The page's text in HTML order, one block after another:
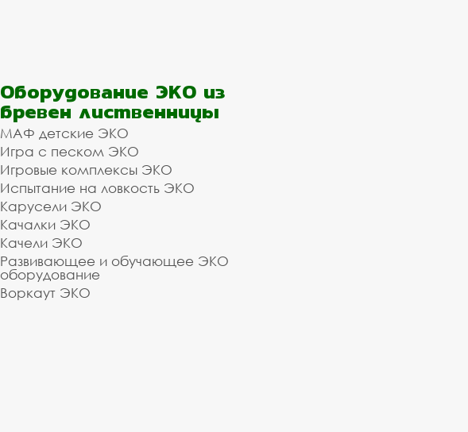
Оборудование ЭКО из
бревен лиственницы
МАФ детские ЭКО
Игра с песком ЭКО
Игровые комплексы ЭКО
Испытание на ловкость ЭКО
Карусели ЭКО
Качалки ЭКО
Качели ЭКО
Развивающее и обучающее ЭКО
оборудование
Воркаут ЭКО